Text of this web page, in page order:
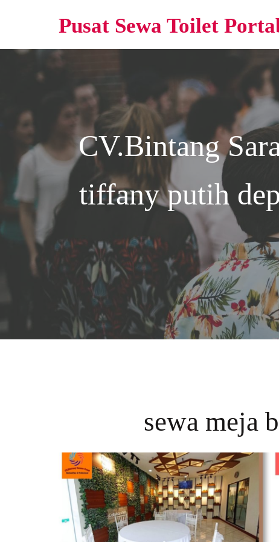
Pusat Sewa Toilet
CV.Bintang
tiffany putih
sewa meja